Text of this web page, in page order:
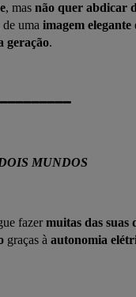
, mas não quer abdicar
de uma imagem elegante
geração.
MUNDOS
fazer muitas das suas
graças à autonomia